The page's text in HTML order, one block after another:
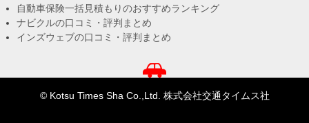
自動車保険一括見積もりのおすすめランキング
ナビクルの口コミ・評判まとめ
インズウェブの口コミ・評判まとめ
© Kotsu Times Sha Co.,Ltd. 株式会社交通タイムス社